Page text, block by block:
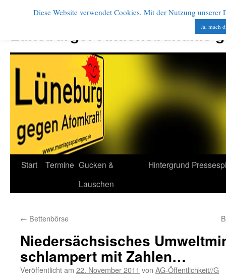
Lüneburger Aktionsbündnis
Start Termine Gucken &
Lauschen
Hintergrund
← Bettenbörse
Niedersächsisches
schlampert mit Zahlen…
Veröffentlicht am 22. November 2011 von AG-Öffentlichkeit//G
Diese Website verwendet Cookies. Mit der Nutzung
Ja, mach